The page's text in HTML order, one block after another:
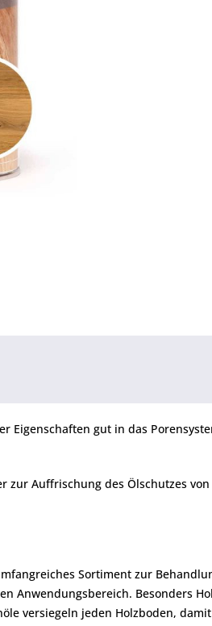
gut in das
Auffrischung des Ölschutzes
Sortiment zur
Besonders
versiegeln jeden Holzboden,